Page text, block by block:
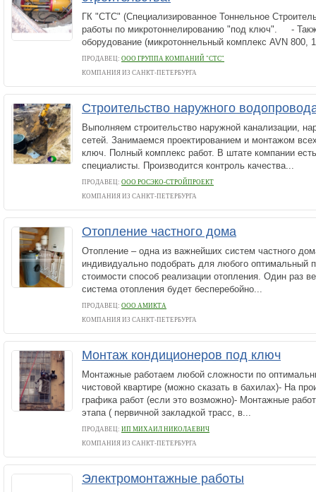
ГК "СТС" (Специализированное Тоннельное
работы по микротоннелированию "под ключ". -
оборудование (микротоннельный комплекс AVN 800,
ПРОДАВЕЦ: ООО ГРУППА КОМПАНИЙ "СТС"
КОМПАНИЯ ИЗ САНКТ-ПЕТЕРБУРГА
Строительство наружного
Выполняем строительство наружной канализации,
сетей. Занимаемся проектированием и монтажом
ключ. Полный комплекс работ. В штате компании
специалисты. Производится контроль качества...
ПРОДАВЕЦ: ООО РОСЭКО-СТРОЙПРОЕКТ
КОМПАНИЯ ИЗ САНКТ-ПЕТЕРБУРГА
Отопление частного дома
Отопление – одна из важнейших систем частного
индивидуально подобрать для любого оптимальный
стоимости способ реализации отопления. Один раз
система отопления будет бесперебойно...
ПРОДАВЕЦ: ООО АМИКТА
КОМПАНИЯ ИЗ САНКТ-ПЕТЕРБУРГА
Монтаж кондиционеров под ключ
Монтажные работаем любой сложности по
чистовой квартире (можно сказать в бахилах)- На
графика работ (если это возможно)- Монтажные
этапа ( первичной закладкой трасс, в...
ПРОДАВЕЦ: ИП МИХАИЛ НИКОЛАЕВИЧ
КОМПАНИЯ ИЗ САНКТ-ПЕТЕРБУРГА
Электромонтажные работы